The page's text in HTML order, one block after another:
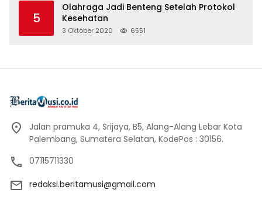
5
Olahraga Jadi Benteng Setelah Protokol
Kesehatan
3 Oktober 2020 6551
Jalan pramuka 4, Srijaya, B5, Alang-Alang Lebar Kota
Palembang, Sumatera Selatan, KodePos : 30156.
07115711330
redaksi.beritamusi@gmail.com